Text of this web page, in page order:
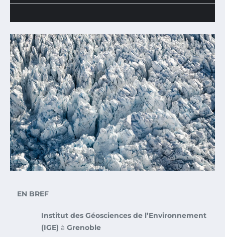
EN BREF
Institut des Géosciences de l’Environnement
(IGE) à Grenoble